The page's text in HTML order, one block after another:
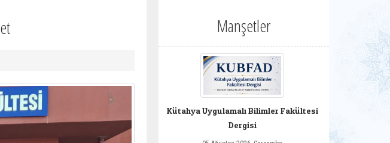
Manşetler
Kütahya Uygulamalı Bilimler Fakültesi
Dergisi